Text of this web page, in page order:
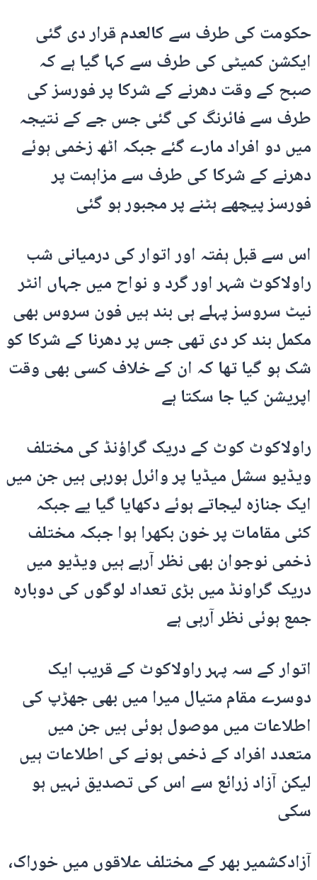
حکومت کی طرف سے کالعدم قرار دی گئی
ایکشن کمیٹی کی طرف سے کہا گیا ہے کہ
صبح کے وقت دھرنے کے شرکا پر فورسز کی
طرف سے فائرنگ کی گئی جس جے کے نتیجہ
میں دو افراد مارے گئے جبکہ اٹھ زخمی ہوئے
دھرنے کے شرکا کی طرف سے مزاہمت پر
فورسز پیچھے ہٹنے پر مجبور ہو گئی
اس سے قبل ہفتہ اور اتوار کی درمیانی شب
راولاکوٹ شہر اور گرد و نواح میں جہاں انٹر
نیٹ سروسز پہلے ہی بند ہیں فون سروس بھی
مکمل بند کر دی تھی جس پر دھرنا کے شرکا کو
شک ہو گیا تھا کہ ان کے خلاف کسی بھی وقت
اپریشن کیا جا سکتا ہے
راولاکوٹ کوٹ کے دریک گراؤنڈ کی مختلف
ویڈیو سشل میڈیا پر وائرل ہورہی ہیں جن میں
ایک جنازہ لیجاتے ہوئے دکھایا گیا یے جبکہ
کئی مقامات پر خون بکھرا ہوا جبکہ مختلف
ذخمی نوجوان بھی نظر آرہے ہیں ویڈیو میں
دریک گراونڈ میں بڑی تعداد لوگوں کی دوبارہ
جمع ہوئی نظر آرہی ہے
اتوار کے سہ پہر راولاکوٹ کے قریب ایک
دوسرے مقام متیال میرا میں بھی جھڑپ کی
اطلاعات میں موصول ہوئی ہیں جن میں
متعدد افراد کے ذخمی ہونے کی اطلاعات ہیں
لیکن آزاد زرائع سے اس کی تصدیق نہیں ہو
سکی
آزادکشمیر بھر کے مختلف علاقوں میں خوراک،